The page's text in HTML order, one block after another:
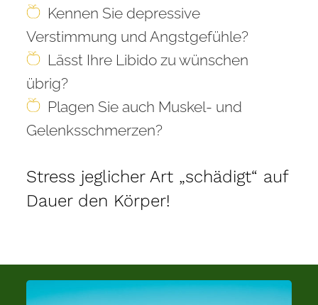
Kennen Sie depressive
Verstimmung und Angstgefühle?
Lässt Ihre Libido zu wünschen
übrig?
Plagen Sie auch Muskel- und
Gelenksschmerzen?
Stress jeglicher Art „schädigt“ auf
Dauer den Körper!